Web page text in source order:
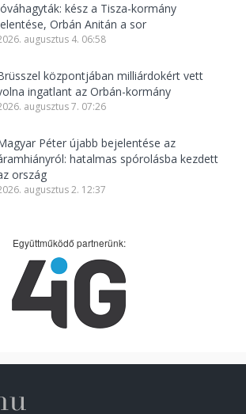
kész a Tisza-kormány
Orbán Anitán a sor
augusztus 4. 06:58
központjában milliárdokért vett
ingatlant az Orbán-kormány
augusztus 7. 07:26
Péter újabb bejelentése az
hatalmas spórolásba kezdett
ország
augusztus 2. 12:37
Együttműködő partnerünk: